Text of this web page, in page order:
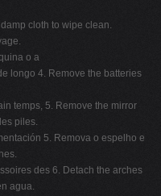
cloth to wipe clean.
o a
longo 4. Remove the batteries
temps, 5. Remove the mirror
piles.
5. Remova o espelho e
des 6. Detach the arches
agua.